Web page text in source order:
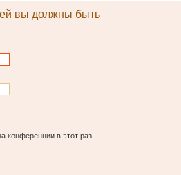
вы должны быть
конференции в этот раз